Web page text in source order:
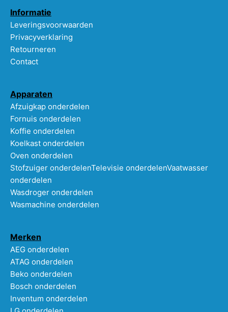
Informatie
Leveringsvoorwaarden
Privacyverklaring
Retourneren
Contact
Apparaten
Afzuigkap onderdelen
Fornuis onderdelen
Koffie onderdelen
Koelkast onderdelen
Oven onderdelen
Stofzuiger onderdelenTelevisie onderdelenVaatwasser
onderdelen
Wasdroger onderdelen
Wasmachine onderdelen
Merken
AEG onderdelen
ATAG onderdelen
Beko onderdelen
Bosch onderdelen
Inventum onderdelen